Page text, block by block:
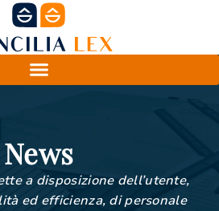
News
a disposizione dell’utente,
ed efficienza, di personale